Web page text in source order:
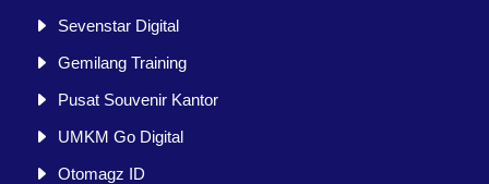
Sevenstar Digital
Gemilang Training
Pusat Souvenir Kantor
UMKM Go Digital
Otomagz ID